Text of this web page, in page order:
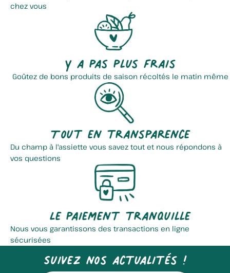
chez vous
Y a pas plus frais
Goûtez de bons produits de saison récoltés le matin même
Tout en transparence
Du champ à l'assiette vous savez tout et nous répondons à
vos questions
Le paiement tranquille
Nous vous garantissons des transactions en ligne
sécurisées
Suivez nos actualités !